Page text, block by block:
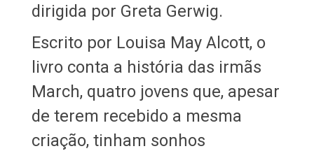
dirigida por Greta Gerwig.
Escrito por Louisa May Alcott, o
livro conta a história das irmãs
March, quatro jovens que, apesar
de terem recebido a mesma
criação, tinham sonhos